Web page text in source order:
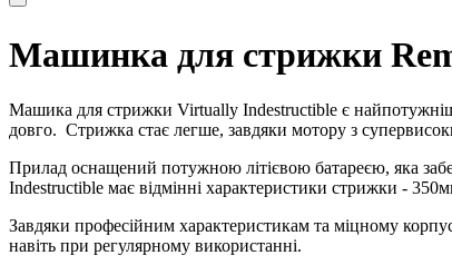
Машинка для стрижки
Машика для стрижки Virtually Indestructible є
довго. Стрижка стає легше, завдяки мотору з
Прилад оснащений потужною літієвою батареєю, яка
Indestructible має відмінні характеристики стрижки -
Завдяки професійним характеристикам та міцному
навіть при регулярному використанні.